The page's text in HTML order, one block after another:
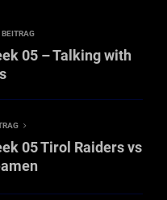
BEITRAG
05 – Talking with
05 Tirol Raiders vs